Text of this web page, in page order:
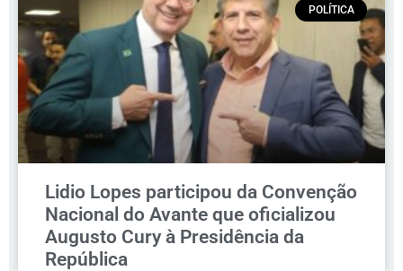
POLÍTICA
Lidio Lopes participou da Convenção
Nacional do Avante que oficializou
Augusto Cury à Presidência da
República